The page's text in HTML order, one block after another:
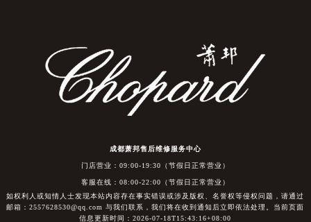
成都萧邦售后维修服务中心
门店营业：09:00-19:30（节假日正常营业）
客服在线：08:00-22:00（节假日正常营业）
如权利人或知情人士发现本站内容存在事实错误或涉及版权、名誉权等侵权问题，请通过
邮箱：2557628530@qq.com 与我们联系，我们将在收到通知后立即依法处理。当前页面
信息更新时间：2026-07-18T15:43:16+08:00